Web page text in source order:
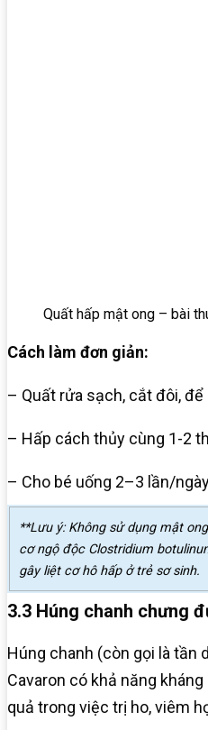
Quất hấp mật ong – bài
Cách làm đơn giản:
– Quất rửa sạch, cắt đôi, để
– Hấp cách thủy cùng 1-2
– Cho bé uống 2–3 lần/
**Lưu ý: Không sử dụng mật
cơ ngộ độc Clostridium
gây liệt cơ hô hấp ở trẻ sơ sinh.
3.3 Húng chanh chưng
Húng chanh (còn gọi là tần
Cavaron có khả năng
quả trong việc trị ho, viêm